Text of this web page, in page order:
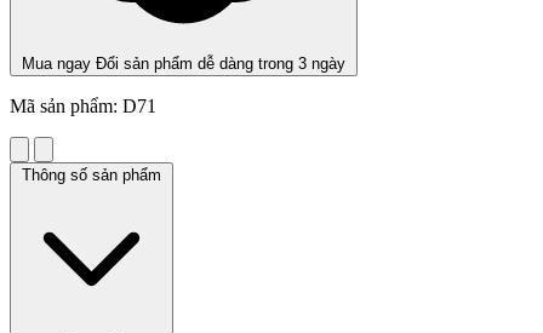
Mua ngay Đổi sản phẩm dễ dàng trong 3 ngày
Mã sản phẩm: D71
Thông số sản phẩm